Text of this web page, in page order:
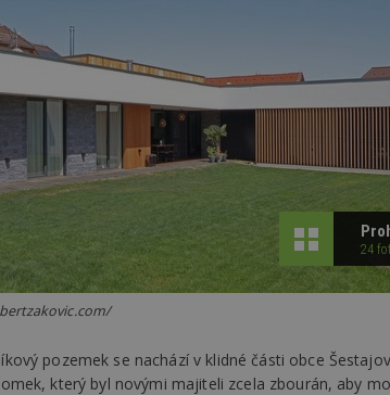
24
pozemek se nachází v klidné části obce
který byl novými majiteli zcela zbourán, aby